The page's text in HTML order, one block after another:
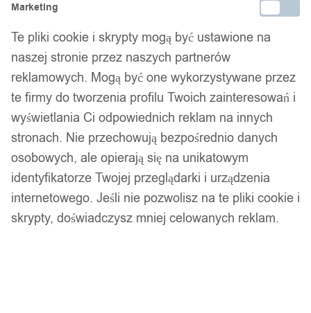
UCHWYT NA RĘCZNIKI
Kuchenne papier STALOWY
SREBRNY
14,99zł
Darmowa dostawa od 90 zł
Dostawa w 24h
Marketing
Te pliki cookie i skrypty mogą być ustawione na
naszej stronie przez naszych partnerów
reklamowych. Mogą być one wykorzystywane przez
te firmy do tworzenia profilu Twoich zainteresowań i
wyświetlania Ci odpowiednich reklam na innych
stronach. Nie przechowują bezpośrednio danych
osobowych, ale opierają się na unikatowym
identyfikatorze Twojej przeglądarki i urządzenia
internetowego. Jeśli nie pozwolisz na te pliki cookie i
skrypty, doświadczysz mniej celowanych reklam.